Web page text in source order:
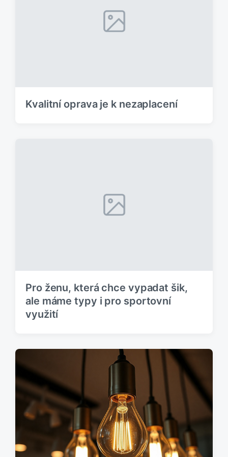
Kvalitní oprava je k nezaplacení
Pro ženu, která chce vypadat šik,
ale máme typy i pro sportovní
využití